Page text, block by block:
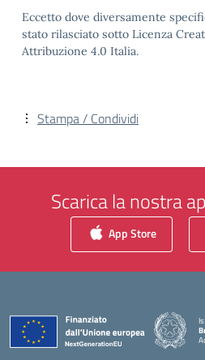
Eccetto dove diversamente
stato rilasciato sotto Licenza
Attribuzione 4.0 Italia.
Stampa / Condividi
Scarica la nostra
App Store